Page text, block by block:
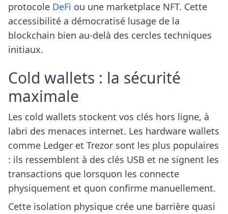
protocole DeFi ou une marketplace NFT. Cette
accessibilité a démocratisé lusage de la
blockchain bien au-delà des cercles techniques
initiaux.
Cold wallets : la sécurité
maximale
Les cold wallets stockent vos clés hors ligne, à
labri des menaces internet. Les hardware wallets
comme Ledger et Trezor sont les plus populaires
: ils ressemblent à des clés USB et ne signent les
transactions que lorsquon les connecte
physiquement et quon confirme manuellement.
Cette isolation physique crée une barrière quasi